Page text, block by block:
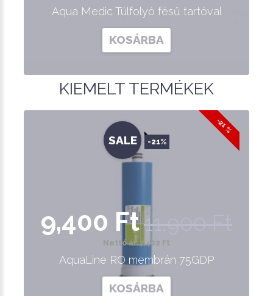
Aqua Medic Túlfolyó fésű tartóval
KOSÁRBA
KIEMELT TERMÉKEK
-21 %
SALE -21%
9,400 Ft11,900 Ft
Nettó ár: 7,402 Ft
AquaLine RO membrán 75GDP
KOSÁRBA